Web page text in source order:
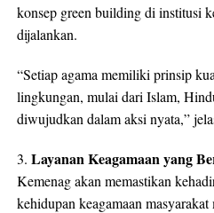
konsep green building di institusi
dijalankan.
“Setiap agama memiliki prinsip
lingkungan, mulai dari Islam,
diwujudkan dalam aksi nyata,”
3. Layanan Keagamaan yang
Kemenag akan memastikan
kehidupan keagamaan